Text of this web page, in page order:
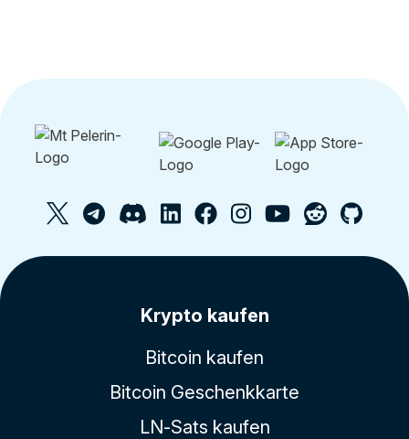
Krypto kaufen
Bitcoin kaufen
Bitcoin Geschenkkarte
LN-Sats kaufen